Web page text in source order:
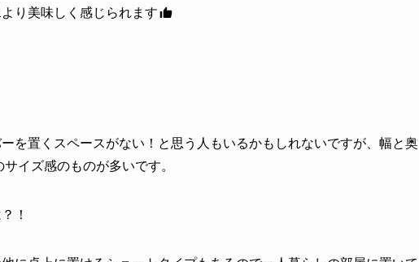
り美味しく感じられます
を置くスペースがない！と思う人もいるかもしれないですが、幅と奥
イズ感のものが多いです。
！